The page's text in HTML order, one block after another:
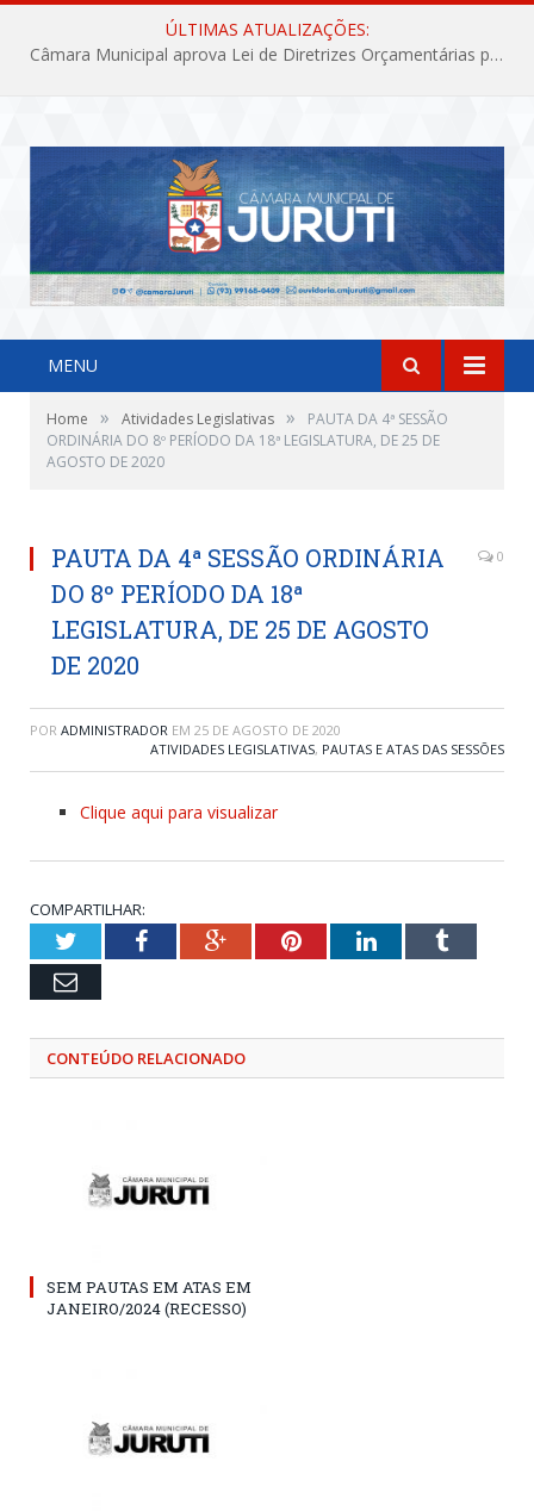
ÚLTIMAS ATUALIZAÇÕES:
Câmara Municipal aprova Lei de Diretrizes Orçamentárias para o exercício financeiro de 2027
MENU
Home » Atividades Legislativas »
PAUTA DA 4ª SESSÃO
ORDINÁRIA DO 8º PERÍODO DA 18ª LEGISLATURA, DE 25 DE
AGOSTO DE 2020
PAUTA DA 4ª SESSÃO ORDINÁRIA
DO 8º PERÍODO DA 18ª
LEGISLATURA, DE 25 DE AGOSTO
DE 2020
0
POR ADMINISTRADOR EM 25 DE AGOSTO DE 2020
ATIVIDADES LEGISLATIVAS, PAUTAS E ATAS DAS SESSÕES
Clique aqui para visualizar
COMPARTILHAR:
TwitterFacebookGoogle+PinterestLinkedInTumblr
Email
CONTEÚDO RELACIONADO
SEM PAUTAS EM ATAS EM
JANEIRO/2024 (RECESSO)